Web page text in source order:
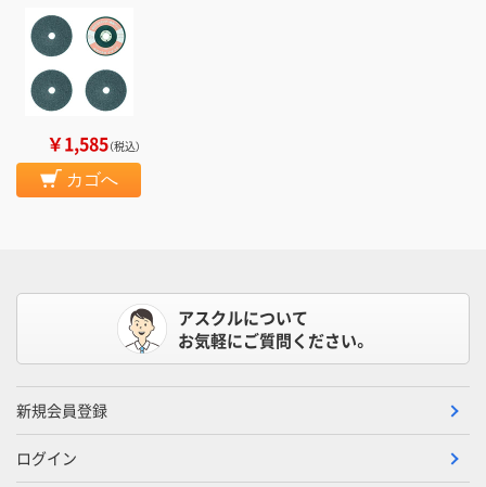
￥1,585（税込）
カゴへ
アスクルについて
お気軽にご質問ください。
新規会員登録
ログイン